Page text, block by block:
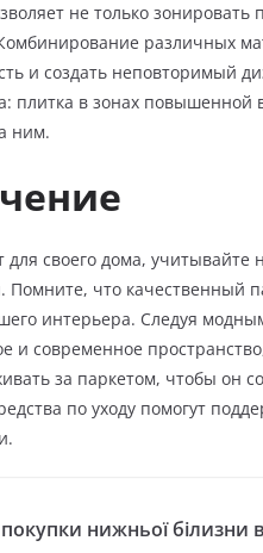
не только
различных
и создать неповторимый
плитка в зонах
ним.
своего дома,
Помните, что качественный
интерьера. Следуя
и современное
за паркетом, чтобы он
по уходу помогут
нижньої білизни в